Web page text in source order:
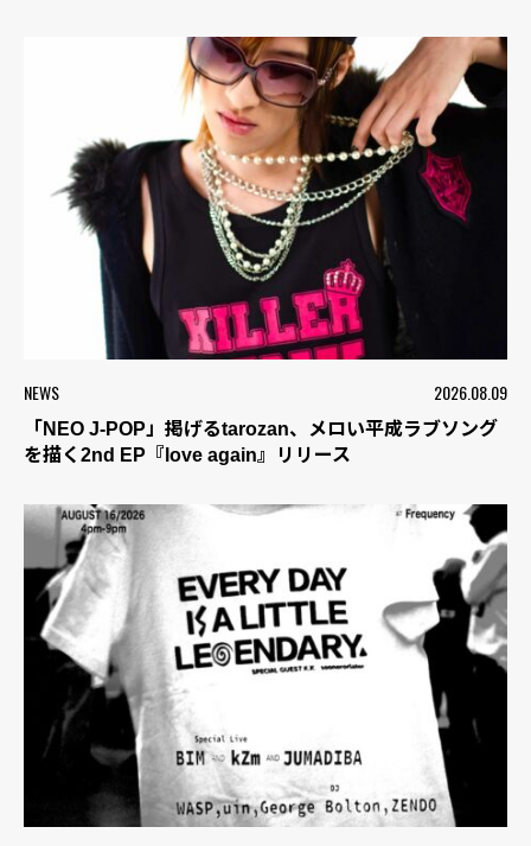
NEWS 2026.08.09
「NEO J-POP」掲げるtarozan、メロい平成ラブソング
を描く2nd EP『love again』リリース